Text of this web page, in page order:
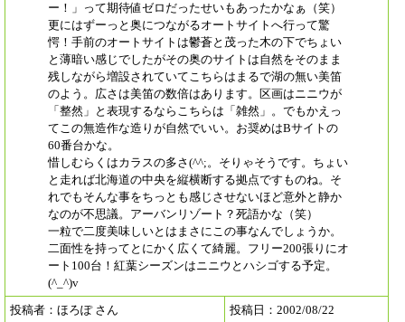
ー！」って期待値ゼロだったせいもあったかなぁ（笑）
更にはずーっと奥につながるオートサイトへ行って驚
愕！手前のオートサイトは鬱蒼と茂った木の下でちょい
と薄暗い感じでしたがその奥のサイトは自然をそのまま
残しながら増設されていてこちらはまるで湖の無い美笛
のよう。広さは美笛の数倍はあります。区画はニニウが
「整然」と表現するならこちらは「雑然」。でもかえっ
てこの無造作な造りが自然でいい。お奨めはBサイトの
60番台かな。
惜しむらくはカラスの多さ(^^;。そりゃそうです。ちょい
と走れば北海道の中央を縦横断する拠点ですものね。そ
れでもそんな事をちっとも感じさせないほど意外と静か
なのが不思議。アーバンリゾート？死語かな（笑）
一粒で二度美味しいとはまさにこの事なんでしょうか。
二面性を持ってとにかく広くて綺麗。フリー200張りにオ
ート100台！紅葉シーズンはニニウとハシゴする予定。
(^_^)v
投稿者：ほろぽ さん
投稿日：2002/08/22